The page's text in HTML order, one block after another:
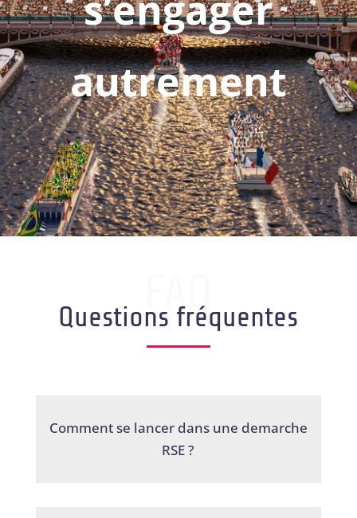
autrement
FAQ
Questions fréquentes
Comment se lancer dans une demarche
RSE ?